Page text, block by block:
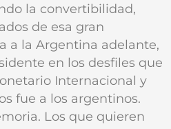
la convertibilidad,
de esa gran
a la Argentina adelante,
en los desfiles que
Internacional y
fue a los argentinos.
Los que quieren